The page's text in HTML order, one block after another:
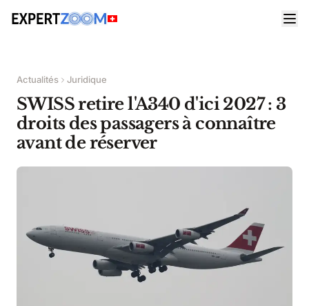
Actualités Juridique
SWISS retire l'A340 d'ici 2027 : 3
droits des passagers à connaître
avant de réserver